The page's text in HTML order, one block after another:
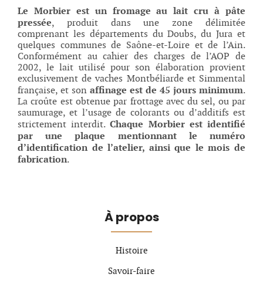
Le Morbier est un fromage au lait cru à pâte
pressée, produit dans une zone délimitée
comprenant les départements du Doubs, du Jura et
quelques communes de Saône-et-Loire et de l’Ain.
Conformément au cahier des charges de l’AOP de
2002, le lait utilisé pour son élaboration provient
exclusivement de vaches Montbéliarde et Simmental
française, et son affinage est de 45 jours minimum.
La croûte est obtenue par frottage avec du sel, ou par
saumurage, et l’usage de colorants ou d’additifs est
strictement interdit.Chaque Morbier est identifié
par une plaque mentionnant le numéro
d’identification de l’atelier, ainsi que le mois de
fabrication.
À propos
Histoire
Savoir-faire